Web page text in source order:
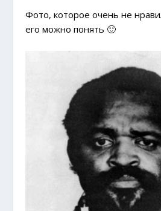
Фото, которое очень не
его можно понять 🙂